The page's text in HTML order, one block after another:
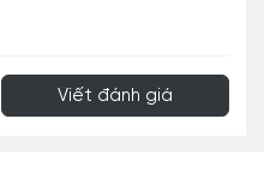
Viết đánh giá